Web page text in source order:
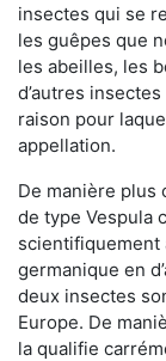
insectes qui se
les guêpes que
les abeilles, les
d’autres
raison pour
appellation.
De manière plus
de type Vespula
scientifiquement
germanique en
deux insectes
Europe. De
la qualifie